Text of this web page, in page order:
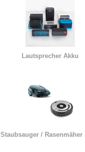
Lautsprecher Akku
Staubsauger / Rasenmäher